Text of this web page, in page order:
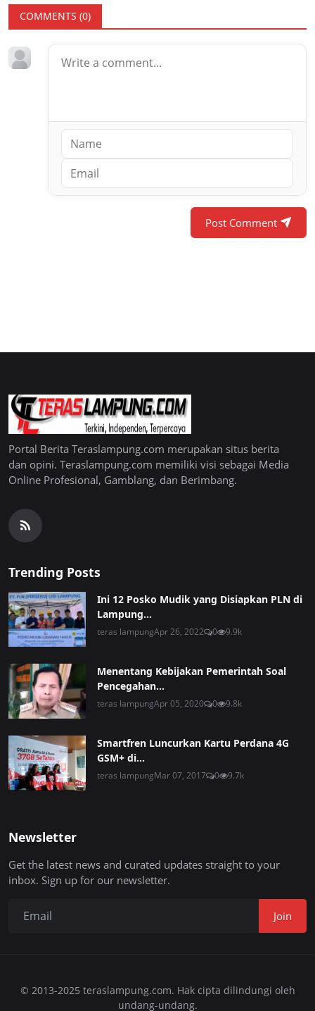
COMMENTS (0)
Post Comment
Portal Berita Teraslampung.com merupakan situs berita
dan opini. Teraslampung.com memiliki visi sebagai Media
Online Profesional, Gamblang, dan Berimbang.
Trending Posts
Ini 12 Posko Mudik yang Disiapkan PLN di
Lampung...
teras lampungApr 26, 2022 0 9.9k
Menentang Kebijakan Pemerintah Soal
Pencegahan...
teras lampungApr 05, 2020 0 9.8k
Smartfren Luncurkan Kartu Perdana 4G
GSM+ di...
teras lampungMar 07, 2017 0 9.7k
Newsletter
Get the latest news and curated updates straight to your
inbox. Sign up for our newsletter.
Join
© 2013-2025 teraslampung.com. Hak cipta dilindungi oleh
undang-undang.